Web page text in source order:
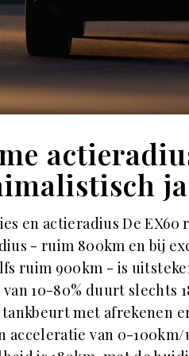
en actieradius De EX60
- ruim 800km en bij
ruim 900km - is
10-80% duurt slechts
tankbeurt met afrekenen
acceleratie van 0-100km/